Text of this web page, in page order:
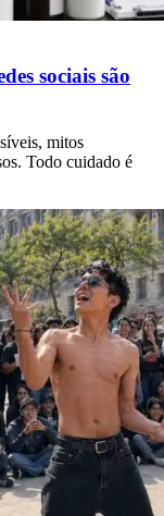
sociais são
mitos
Todo cuidado é